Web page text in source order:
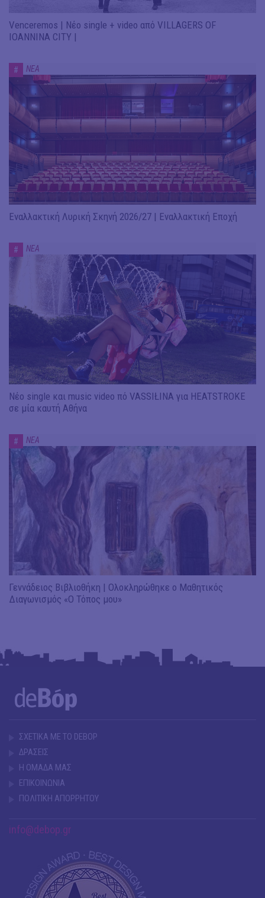
Venceremos | Νέο single + video από VILLAGERS OF
IOANNINA CITY |
# ΝΕΑ
Εναλλακτική Λυρική Σκηνή 2026/27 | Εναλλακτική Εποχή
# ΝΕΑ
Νέο single και music video πό VASSIŁINA για HEATSTROKE
σε μία καυτή Αθήνα
# ΝΕΑ
Γεννάδειος Βιβλιοθήκη | Ολοκληρώθηκε ο Μαθητικός
Διαγωνισμός «Ο Τόπος μου»
ΣΧΕΤΙΚΑ ΜΕ ΤΟ DEBOP
ΔΡΑΣΕΙΣ
Η ΟΜΑΔΑ ΜΑΣ
ΕΠΙΚΟΙΝΩΝΙΑ
ΠΟΛΙΤΙΚΗ ΑΠΟΡΡΗΤΟΥ
info@debop.gr